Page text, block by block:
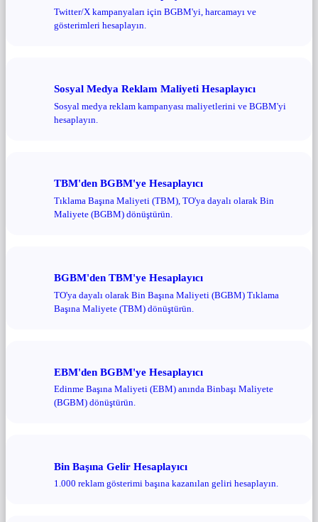
Twitter/X kampanyaları için BGBM'yi, harcamayı ve
gösterimleri hesaplayın.
Sosyal Medya Reklam Maliyeti Hesaplayıcı
Sosyal medya reklam kampanyası maliyetlerini ve BGBM'yi
hesaplayın.
TBM'den BGBM'ye Hesaplayıcı
Tıklama Başına Maliyeti (TBM), TO'ya dayalı olarak Bin
Maliyete (BGBM) dönüştürün.
BGBM'den TBM'ye Hesaplayıcı
TO'ya dayalı olarak Bin Başına Maliyeti (BGBM) Tıklama
Başına Maliyete (TBM) dönüştürün.
EBM'den BGBM'ye Hesaplayıcı
Edinme Başına Maliyeti (EBM) anında Binbaşı Maliyete
(BGBM) dönüştürün.
Bin Başına Gelir Hesaplayıcı
1.000 reklam gösterimi başına kazanılan geliri hesaplayın.